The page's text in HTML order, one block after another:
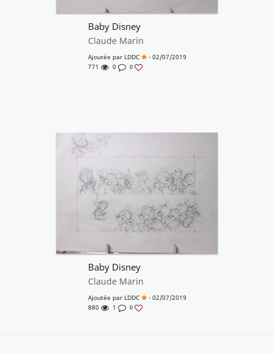
Baby Disney
Claude Marin
Ajoutée par LDDC
- 02/07/2019
771
0 0
Baby Disney
Claude Marin
Ajoutée par LDDC
- 02/07/2019
880
1 0